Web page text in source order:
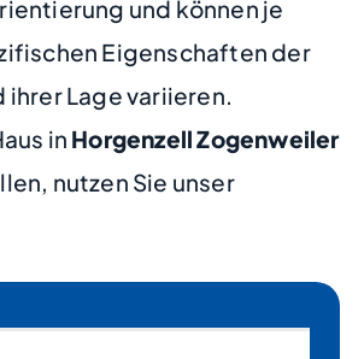
und können je
Eigenschaften der
ihrer Lage variieren.
in Horgenzell Zogenweiler
nutzen Sie unser